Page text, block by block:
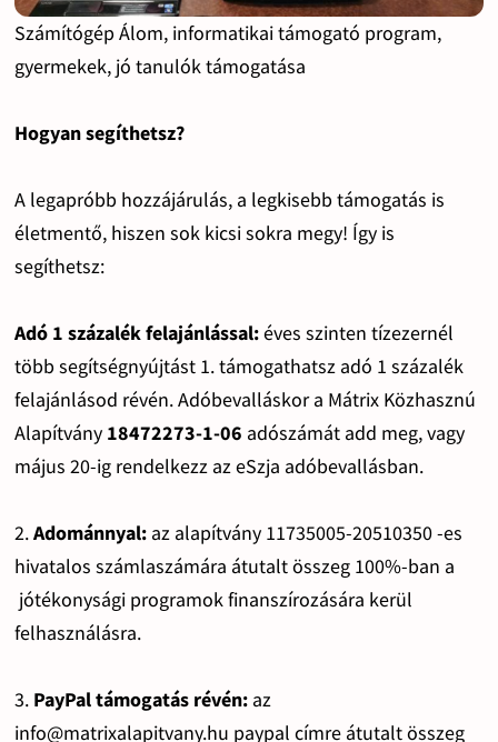
Számítógép Álom, informatikai támogató program,
gyermekek, jó tanulók támogatása
Hogyan segíthetsz?
A legapróbb hozzájárulás, a legkisebb támogatás is
életmentő, hiszen sok kicsi sokra megy! Így is
segíthetsz:
Adó 1 százalék felajánlással:éves szinten tízezernél
több segítségnyújtást 1. támogathatsz adó 1 százalék
felajánlásod révén. Adóbevalláskor a Mátrix Közhasznú
Alapítvány 18472273-1-06 adószámát add meg, vagy
május 20-ig rendelkezz az eSzja adóbevallásban.
2.Adománnyal: az alapítvány 11735005-20510350 -es
hivatalos számlaszámára átutalt összeg 100%-ban a
jótékonysági programok finanszírozására kerül
felhasználásra.
3. PayPal támogatás révén: az
info@matrixalapitvany.hu paypal címre átutalt összeg